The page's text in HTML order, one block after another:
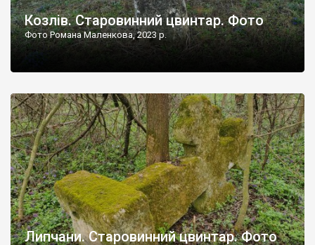
Козлів. Старовинний цвинтар. Фото
Фото Романа Маленкова, 2023 р.
Липчани. Старовинний цвинтар. Фото